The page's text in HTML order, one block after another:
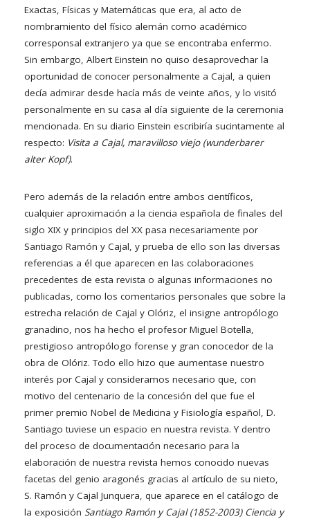
Exactas, Físicas y Matemáticas que era, al acto de
nombramiento del físico alemán como académico
corresponsal extranjero ya que se encontraba enfermo.
Sin embargo, Albert Einstein no quiso desaprovechar la
oportunidad de conocer personalmente a Cajal, a quien
decía admirar desde hacía más de veinte años, y lo visitó
personalmente en su casa al día siguiente de la ceremonia
mencionada. En su diario Einstein escribiría sucintamente al
respecto: Visita a Cajal, maravilloso viejo (wunderbarer
alter Kopf).
Pero además de la relación entre ambos científicos,
cualquier aproximación a la ciencia española de finales del
siglo XIX y principios del XX pasa necesariamente por
Santiago Ramón y Cajal, y prueba de ello son las diversas
referencias a él que aparecen en las colaboraciones
precedentes de esta revista o algunas informaciones no
publicadas, como los comentarios personales que sobre la
estrecha relación de Cajal y Olóriz, el insigne antropólogo
granadino, nos ha hecho el profesor Miguel Botella,
prestigioso antropólogo forense y gran conocedor de la
obra de Olóriz. Todo ello hizo que aumentase nuestro
interés por Cajal y consideramos necesario que, con
motivo del centenario de la concesión del que fue el
primer premio Nobel de Medicina y Fisiología español, D.
Santiago tuviese un espacio en nuestra revista. Y dentro
del proceso de documentación necesario para la
elaboración de nuestra revista hemos conocido nuevas
facetas del genio aragonés gracias al artículo de su nieto,
S. Ramón y Cajal Junquera, que aparece en el catálogo de
la exposición Santiago Ramón y Cajal (1852-2003) Ciencia y